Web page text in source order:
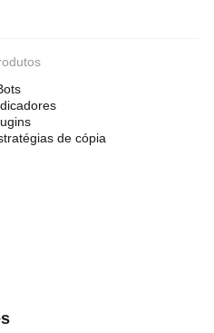
de cópia